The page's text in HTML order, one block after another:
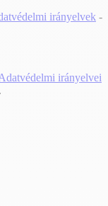
irányelvek -
irányelvei